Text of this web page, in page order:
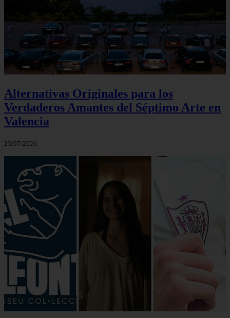
Alternativas Originales para los
Verdaderos Amantes del Séptimo Arte en
Valencia
23/07/2026